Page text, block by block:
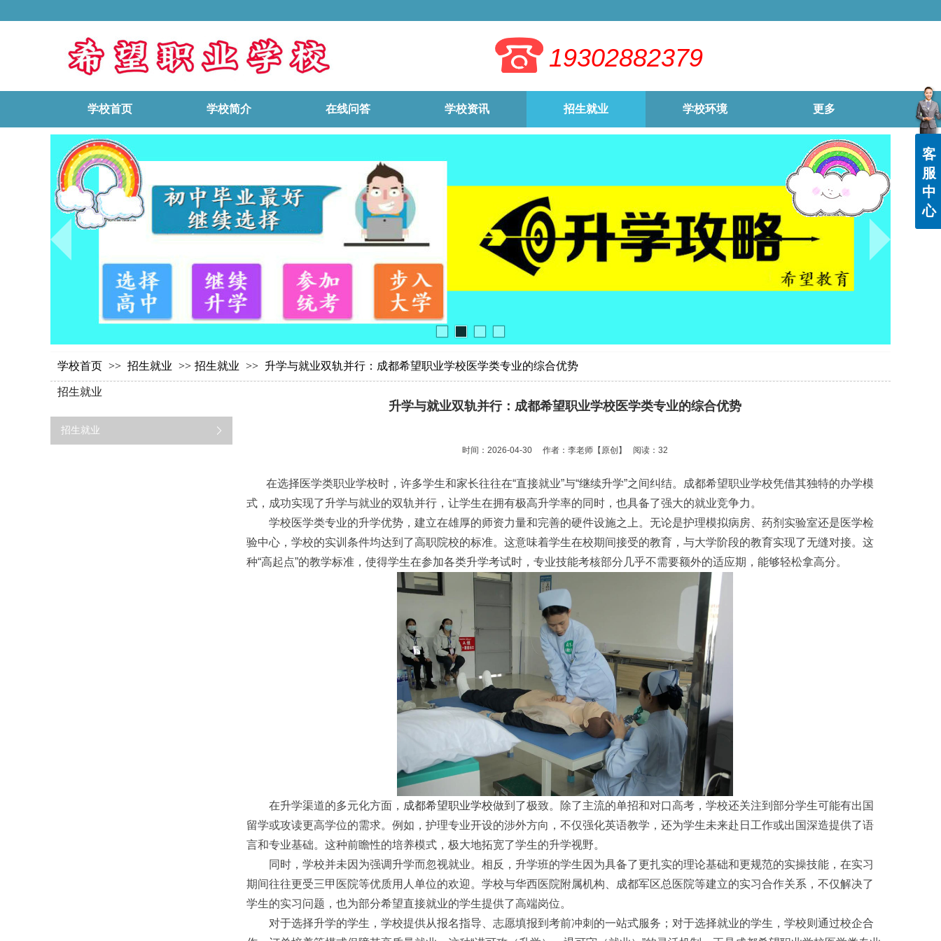
19302882379
学校首页 学校简介 在线问答 学校资讯 招生就业 学校环境 更多
学校首页 >> 招生就业 >> 招生就业 >> 升学与就业双轨并行：成都希望职业学校医学类专业的综合优势
招生就业
招生就业
升学与就业双轨并行：成都希望职业学校医学类专业的综合优势
时间：2026-04-30 作者：李老师 【原创】 阅读：32
在选择医学类职业学校时，许多学生和家长往往在“直接就业”与“继续升学”之间纠结。成都希望职业学校凭借其独特的办学模
式，成功实现了升学与就业的双轨并行，让学生在拥有极高升学率的同时，也具备了强大的就业竞争力。
学校医学类专业的升学优势，建立在雄厚的师资力量和完善的硬件设施之上。无论是护理模拟病房、药剂实验室还是医学检
验中心，学校的实训条件均达到了高职院校的标准。这意味着学生在校期间接受的教育，与大学阶段的教育实现了无缝对接。这
种“高起点”的教学标准，使得学生在参加各类升学考试时，专业技能考核部分几乎不需要额外的适应期，能够轻松拿高分。
在升学渠道的多元化方面， 成都希望职业学校做到了极致。除了主流的单招和对口高考，学校还关注到部分学生可能有出国
留学或攻读更高学位的需求。例如，护理专业开设的涉外方向，不仅强化英语教学，还为学生未来赴日工作或出国深造提供了语
言和专业基础。这种前瞻性的培养模式，极大地拓宽了学生的升学视野。
同时，学校并未因为强调升学而忽视就业。相反，升学班的学生因为具备了更扎实的理论基础和更规范的实操技能，在实习
期间往往更受三甲医院等优质用人单位的欢迎。学校与华西医院附属机构、成都军区总医院等建立的实习合作关系，不仅解决了
学生的实习问题，也为部分希望直接就业的学生提供了高端岗位。
对于选择升学的学生，学校提供从报名指导、志愿填报到考前冲刺的一站式服务；对于选择就业的学生，学校则通过校企合
客
服
中
心